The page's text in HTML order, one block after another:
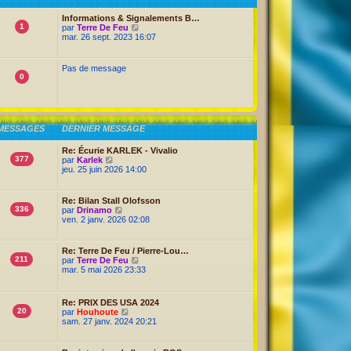
a
g
e
r
m
e
s
e
1
Informations & Signalements B…
par Terre De Feu
o
n
i
e
r
m
s
g
e
mar. 26 sept. 2023 16:07
0
Pas de message
DERNIER MESSAGE
377
Re: Écurie KARLEK - Vivalio
par Karlek
o
l
e
d
e
n
i
e
r
e
s
s
a
jeu. 25 juin 2026 14:00
336
Re: Bilan Stall Olofsson
par Drinamo
o
e
d
e
n
i
e
r
e
ven. 2 janv. 2026 02:08
211
Re: Terre De Feu / Pierre-Lou…
par Terre De Feu
o
e
e
n
mar. 5 mai 2026 23:33
20
Re: PRIX DES USA 2024
par Houhoute
o
l
sam. 27 janv. 2024 20:21